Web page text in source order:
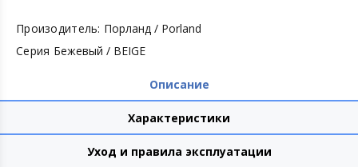
Произодитель: Порланд / Porland
Серия Бежевый / BEIGE
Описание
Характеристики
Уход и правила эксплуатации